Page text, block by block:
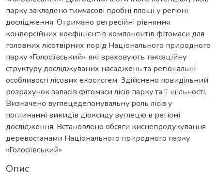
парку закладено тимчасові пробні площі у регіоні
дослідження. Отримано регресійні рівняння
конверсійних коефіцієнтів компонентів фітомаси для
головних лісотвірних порід Національного природного
парку «Голосіївський», які враховують таксаційну
структуру досліджуваних насаджень та регіональні
особливості лісових екосистем. Здійснено повидільний
розрахунок запасів фітомаси лісів парку та її щільності.
Визначено вуглецедепонувальну роль лісів у
поглинанні викидів діоксиду вуглецю в регіоні
дослідження. Встановлено обсяги киснепродукування
деревостанами Національного природного парку
«Голосіївський»
Опис